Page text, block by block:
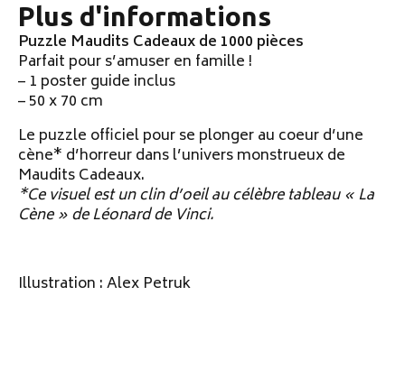
Plus d'informations
Puzzle Maudits Cadeaux de 1000 pièces
Parfait pour s’amuser en famille !
– 1 poster guide inclus
– 50 x 70 cm
Le puzzle officiel pour se plonger au coeur d’une
cène* d’horreur dans l’univers monstrueux de
Maudits Cadeaux.
*Ce visuel est un clin d’oeil au célèbre tableau « La
Cène » de Léonard de Vinci.
Illustration : Alex Petruk